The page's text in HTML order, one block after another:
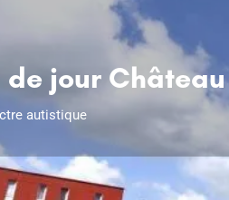
jour
autistique